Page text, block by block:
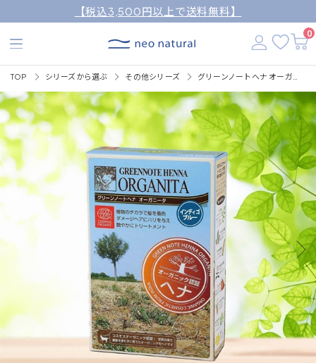
【税込3,500円以上で送料無料】
0
TOP シリーズから選ぶ その他シリーズ